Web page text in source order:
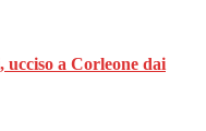
a Corleone dai